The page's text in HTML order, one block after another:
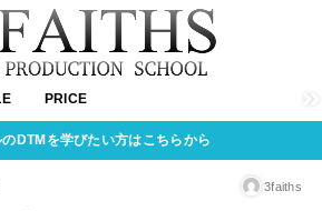
PRICE
DTMを学びたい方はこちらから
3faiths